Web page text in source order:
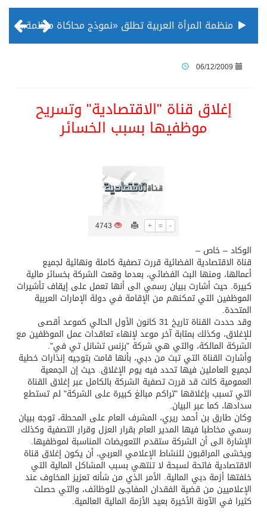
منظمة المرأة العربية تطلق «نموذج محاكاة منظمة المرأة العربية للشباب» بمشاركة 10 دول عربية..غدًا
كسوة الكعبة تعتلي البيت العتيق
06/12/2009
إغلاق قناة "الاقتصادية" وتسريح
موظفيها بسبب الخسائر
+ = -
4743
الوكاد – خاص –
قناة الاقتصادية الفضائية قررت تصفية كاملة ونهائية لجميع
أعمالها، ومنها البث الفضائي، بعدما وقعت الشركة بخسائر مالية
كبيرة. حيث أشارت ببيان رسمي الى أنها تعمل على إيقاف تأشيرات
الموظفين التي تمكنهم من الإقامة في دولة الإمارات العربية
المتحدة.
وقد حددت القناة تاريخ 31 كانون الأول الحالي كموعد أقصى
للإغلاق، وكذلك بمثابة آخر موعد لإنهاء تعاقدات عمل الموظفين مع
الشركة المالكة، والتي هي شركة "بزنس تشانل تي في".
وأشارت القناة التي تبث من دبي، بأنها قامت بتوجيه إنذارات خطية
لجميع العاملين فيها تحدد فيه يوم الإغلاق. حيث إن الجمعية
العمومية كانت قد قررت تصفية الشركة بالكامل عبر إغلاق القناة
التي تسبب بإغلاقها "تراكم مبالغ كبيرة على الشركة" لم تستطع
سدادها، كما عبر البيان.
وكان طارق بن أحمد ريري، المشرف العام على المحطة، توجه ببيان
رسمي مخاطبا فيها المدير العام بقرار العزل وقرار التصفية وكذلك
الإشارة الى أن الشركة ستقدم التعويضات المناسبة لموظفيها.
ويخشى المراقبون للنشاط الإعلامي العربي، أن يكون إغلاق قناة
الاقتصادية فاتحة لسبحة لا تنتهي بسبب المشاكل المالية التي
خلفتها أزمة دبي المالية. الأمر الذي من شأنه تعزيز المخاوف عند
الإعلاميين من قضية الفقدان المفاجئ للوظائف، والتي حصلت
كثيرا في الآونة الأخيرة بعيد الأزمة المالية العالمية.